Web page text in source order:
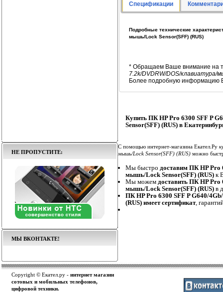
НЕ ПРОПУСТИТЕ:
МЫ ВКОНТАКТЕ!
Спецификации
Подробные технические
мышь/Lock Sensor(SFF) (RUS)
* Обращаем Ваше внимание на
7.2k/DVDRW/DOS/клавиатура/
Более подробную информацию
Купить ПК HP Pro 6300 SFF P
Sensor(SFF) (RUS) в
С помощью интернет-магазина Екател.Ру
мышь/Lock Sensor(SFF) (RUS) можно
Мы быстро доставим ПК HP Pro
мышь/Lock Sensor(SFF) (RUS) к
Мы можем доставить ПК HP Pro
мышь/Lock Sensor(SFF) (RUS) в
ПК HP Pro 6300 SFF P G640/
(RUS) имеет сертификат,
Copyright © Екател.ру - интернет магазин
сотовых и мобильных телефонов,
цифровой техники.